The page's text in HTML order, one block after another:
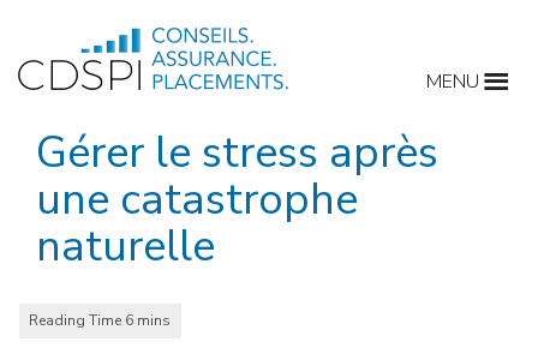
content
MENU
Gérer le stress après
une catastrophe
naturelle